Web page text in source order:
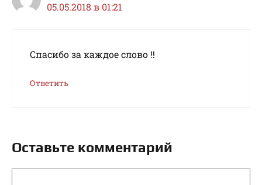
05.05.2018 в 01:21
Спасибо за каждое слово !!
Ответить
Оставьте комментарий